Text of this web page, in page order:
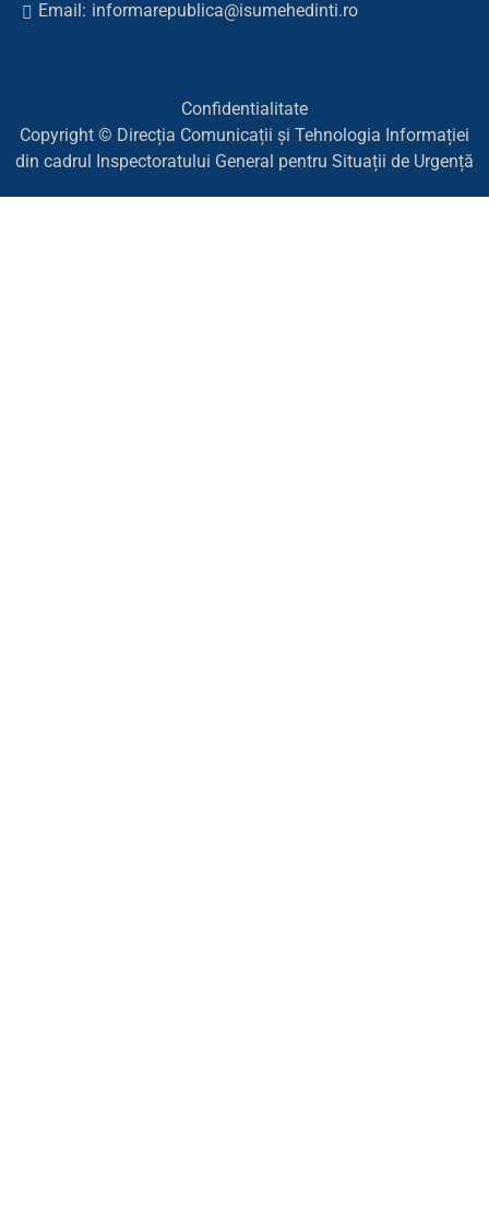
Email: informarepublica@isumehedinti.ro
Confidentialitate
Copyright © Direcția Comunicații și Tehnologia Informației
din cadrul Inspectoratului General pentru Situații de Urgență